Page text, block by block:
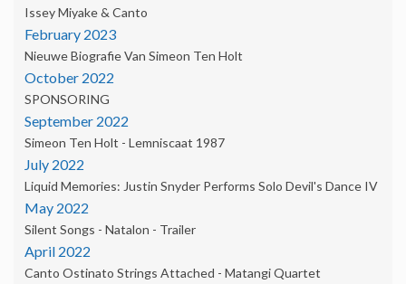
Issey Miyake & Canto
February 2023
Nieuwe Biografie Van Simeon Ten Holt
October 2022
SPONSORING
September 2022
Simeon Ten Holt - Lemniscaat 1987
July 2022
Liquid Memories: Justin Snyder Performs Solo Devil's Dance IV
May 2022
Silent Songs - Natalon - Trailer
April 2022
Canto Ostinato Strings Attached - Matangi Quartet